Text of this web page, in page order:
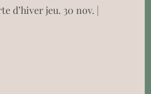
d’hiver jeu. 30 nov. |